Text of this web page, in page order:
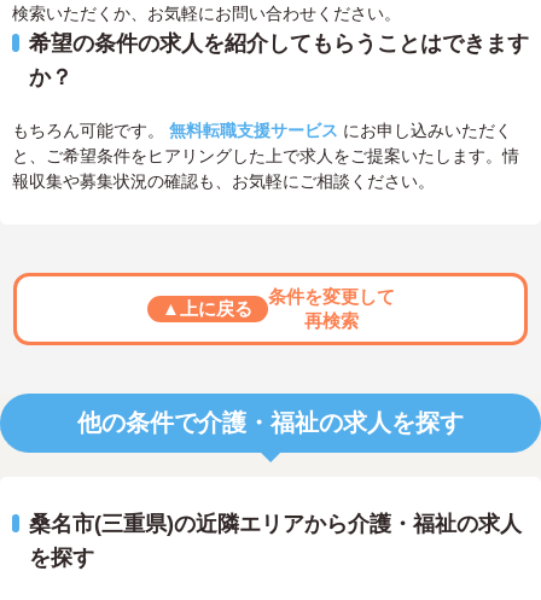
検索いただくか、お気軽にお問い合わせください。
希望の条件の求人を紹介してもらうことはできます
か？
もちろん可能です。 無料転職支援サービス にお申し込みいただく
と、ご希望条件をヒアリングした上で求人をご提案いたします。情
報収集や募集状況の確認も、お気軽にご相談ください。
▲上に戻る
条件を変更して
再検索
他の条件で介護・福祉の求人を探す
桑名市(三重県)の近隣エリアから介護・福祉の求人
を探す